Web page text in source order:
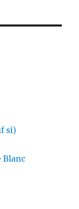
si)
Blanc